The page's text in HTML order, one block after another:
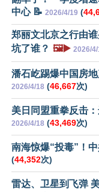
中心 📝 2026/4/19 (
郑丽文北京之行由
坑了谁？ 🖼️▶️ 2026/
潘石屹踢爆中国房
2026/4/18 (46,667次)
美日同盟重拳反击
2026/4/18 (43,469次)
南海惊爆“投毒”！
(44,352次)
雷达、卫星到飞弹